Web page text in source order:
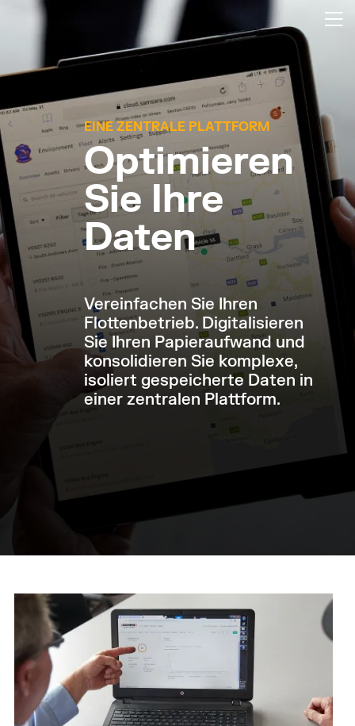
EINE ZENTRALE PLATTFORM
Optimieren
Sie Ihre
Daten
Vereinfachen Sie Ihren
Flottenbetrieb. Digitalisieren
Sie Ihren Papieraufwand und
konsolidieren Sie komplexe,
isoliert gespeicherte Daten in
einer zentralen Plattform.